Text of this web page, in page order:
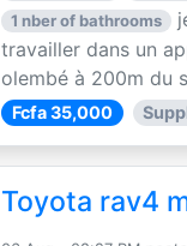
1 nber of bathrooms
travailler dans un
olembé à 200m du
Fcfa 35,000
Toyota rav4